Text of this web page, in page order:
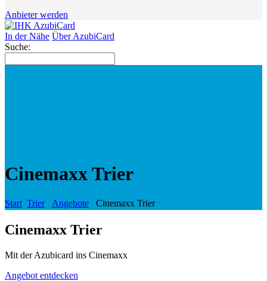
Anbieter werden
In der Nähe Über AzubiCard
Suche:
Cinemaxx Trier
Start Trier Angebote Cinemaxx Trier
Cinemaxx Trier
Mit der Azubicard ins Cinemaxx
Angebot entdecken